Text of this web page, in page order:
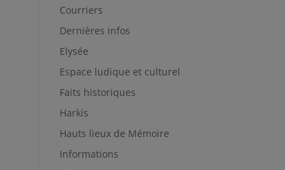
Courriers
Dernières infos
Elysée
Espace ludique et culturel
Faits historiques
Harkis
Hauts lieux de Mémoire
Informations